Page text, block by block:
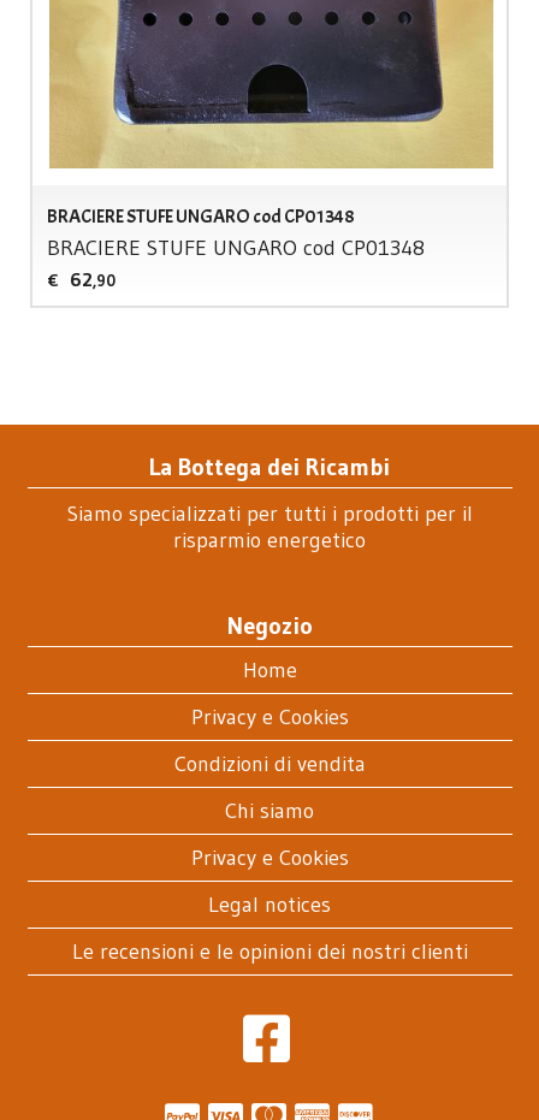
BRACIERE STUFE UNGARO cod CP01348
BRACIERE STUFE UNGARO cod CP01348
€ 62,90
La Bottega dei Ricambi
Siamo specializzati per tutti i prodotti per il
risparmio energetico
Negozio
Home
Privacy e Cookies
Condizioni di vendita
Chi siamo
Privacy e Cookies
Legal notices
Le recensioni e le opinioni dei nostri clienti